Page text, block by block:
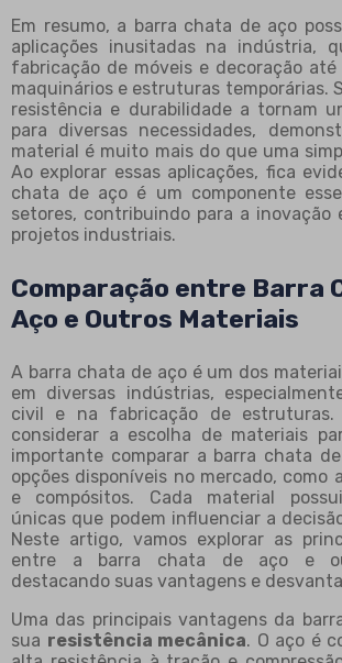
Em resumo, a barra chata de aço
aplicações inusitadas na indústria,
fabricação de móveis e decoração
maquinários e estruturas temporárias.
resistência e durabilidade a tornam
para diversas necessidades,
material é muito mais do que uma
Ao explorar essas aplicações, fica
chata de aço é um componente
setores, contribuindo para a inovação
projetos industriais.
Comparação entre Barra
Aço e Outros Materiais
A barra chata de aço é um dos
em diversas indústrias,
civil e na fabricação de
considerar a escolha de materiais
importante comparar a barra chata
opções disponíveis no mercado, como
e compósitos. Cada material
únicas que podem influenciar a
Neste artigo, vamos explorar as
entre a barra chata de aço e
destacando suas vantagens e
Uma das principais vantagens da
sua resistência mecânica. O aço é